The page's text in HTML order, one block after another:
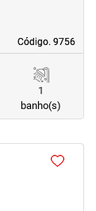
Código. 9756
Código. 9756
1
banho(s)